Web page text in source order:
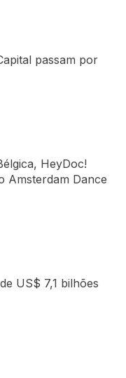
passam por
HeyDoc!
Amsterdam Dance
US$ 7,1 bilhões